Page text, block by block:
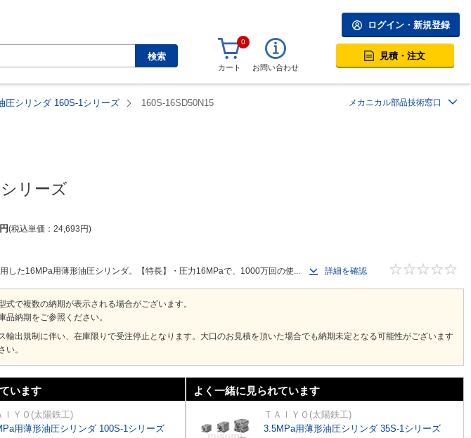
検索
ログイン・新規登録
0
カート お問い合わせ
見積・注文
圧シリンダ 160S-1シリーズ 160S-16SD50N15 メカニカル部品技術窓口
リーズ
円 税込単価 24,693円
した16MPa用薄形油圧シリンダ。【特長】・圧力16MPaで、1000万回の使... 詳細を確認
式で複数の納期が表示される場合がございます。
品納期をご参照ください。
輸出規制に伴い、在庫限りで受注停止となります。大口のお見積を頂いた場合でも納期未定となる可能性がございます
い。
います
ＩＹＯ(太陽鉄工)
用薄形油圧シリンダ 100S-1シリーズ
よく一緒に見られています
ＴＡＩＹＯ(太陽鉄工)
3.5MPa用薄形油圧シリンダ 35S-1シリーズ